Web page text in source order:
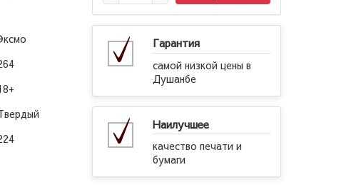
Гарантия
самой низкой цены в
Душанбе
Наилучшее
качество печати и
бумаги